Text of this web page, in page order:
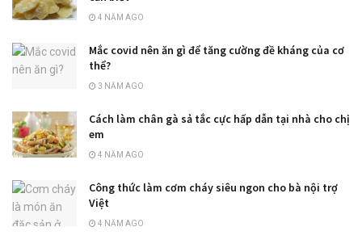
4 NĂM AGO
Mắc covid nên ăn gì để tăng cường đề kháng của cơ
thể?
3 NĂM AGO
Cách làm chân gà sả tắc cực hấp dẫn tại nhà cho chị
em
4 NĂM AGO
Công thức làm cơm cháy siêu ngon cho bà nội trợ
Việt
4 NĂM AGO